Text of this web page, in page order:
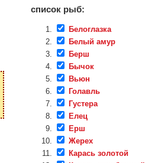
список рыб:
Белоглазка
Белый амур
Берш
Бычок
Вьюн
Голавль
Густера
Елец
Ерш
Жерех
Карась золотой